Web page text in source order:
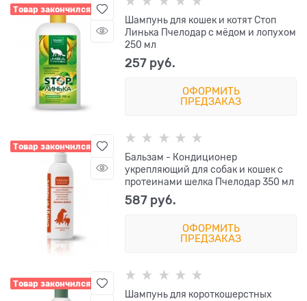
Товар закончился
Шампунь для кошек и котят Стоп
Линька Пчелодар с мёдом и лопухом
250 мл
257 руб.
ОФОРМИТЬ
ПРЕДЗАКАЗ
Товар закончился
Бальзам - Кондиционер
укрепляющий для собак и кошек с
протеинами шелка Пчелодар 350 мл
587 руб.
ОФОРМИТЬ
ПРЕДЗАКАЗ
Товар закончился
Шампунь для короткошерстных